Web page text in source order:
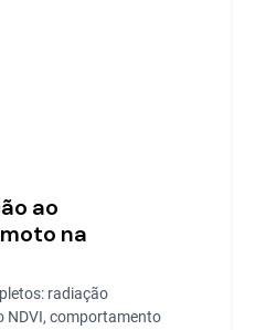
ao
na
radiação
NDVI, comportamento